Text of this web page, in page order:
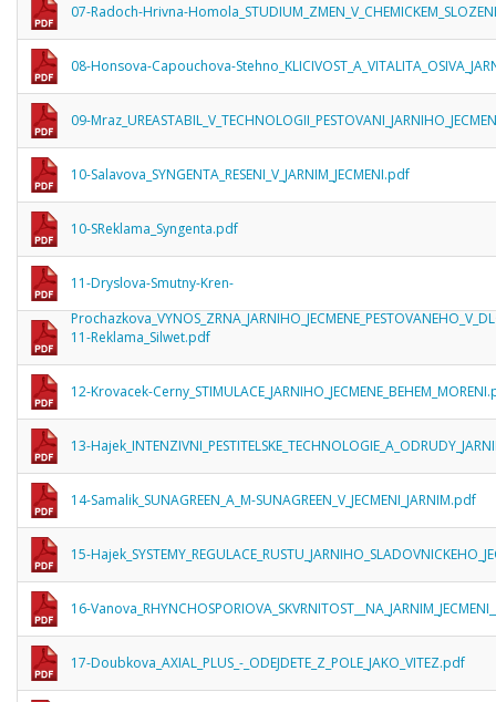
07-Radoch-Hrivna-
08-Honsova-Capouchova-
09-
10-Salavova_SYNGENTA_RESENI_V_JARNIM_JECMENI.pdf
10-SReklama_Syngenta.pdf
11-Dryslova-Smutny-Kren-
11-Reklama_Silwet.pdf
12-Krovacek-
13-
14-Samalik_SUNAGREEN_A_M-SUNAGREEN_V_JECMENI_JARNIM.pdf
15-
16-
17-Doubkova_AXIAL_PLUS_-_ODEJDETE_Z_POLE_JAKO_VITEZ.pdf